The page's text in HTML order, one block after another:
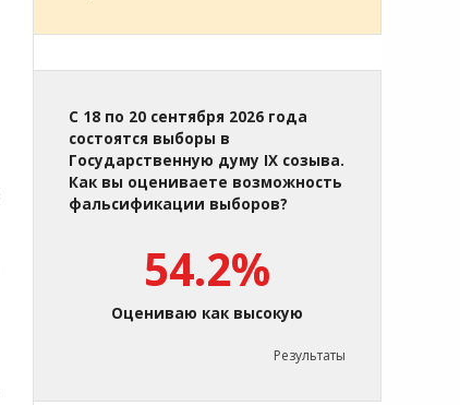
С 18 по 20 сентября 2026 года
состоятся выборы в
Государственную думу IX созыва.
Как вы оцениваете возможность
фальсификации выборов?
54.2%
Оцениваю как высокую
Результаты